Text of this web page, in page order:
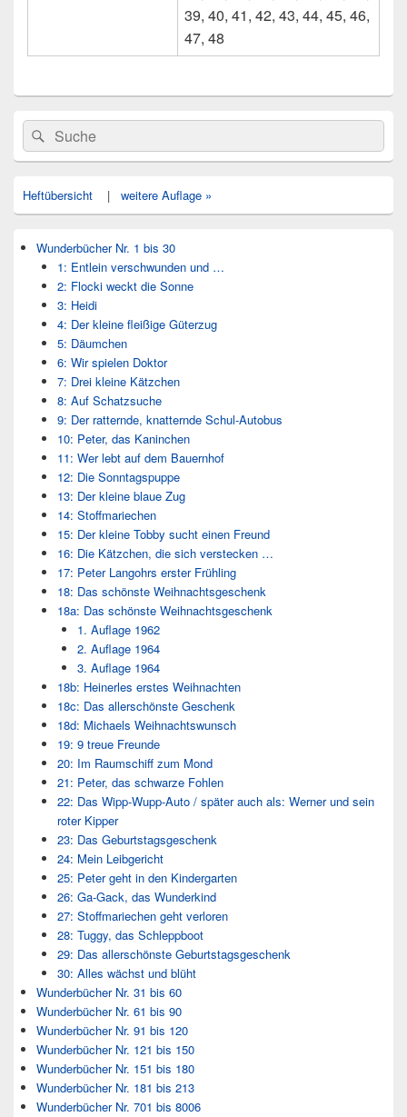
39, 40, 41, 42, 43, 44, 45, 46,
47, 48
Primärer
Seitenleisten
Widget-
Bereich
Search
for:
Suche
Heftübersicht | weitere Auflage »
Wunderbücher Nr. 1 bis 30
1: Entlein verschwunden und …
2: Flocki weckt die Sonne
3: Heidi
4: Der kleine fleißige Güterzug
5: Däumchen
6: Wir spielen Doktor
7: Drei kleine Kätzchen
8: Auf Schatzsuche
9: Der ratternde, knatternde Schul-Autobus
10: Peter, das Kaninchen
11: Wer lebt auf dem Bauernhof
12: Die Sonntagspuppe
13: Der kleine blaue Zug
14: Stoffmariechen
15: Der kleine Tobby sucht einen Freund
16: Die Kätzchen, die sich verstecken …
17: Peter Langohrs erster Frühling
18: Das schönste Weihnachtsgeschenk
18a: Das schönste Weihnachtsgeschenk
1. Auflage 1962
2. Auflage 1964
3. Auflage 1964
18b: Heinerles erstes Weihnachten
18c: Das allerschönste Geschenk
18d: Michaels Weihnachtswunsch
19: 9 treue Freunde
20: Im Raumschiff zum Mond
21: Peter, das schwarze Fohlen
22: Das Wipp-Wupp-Auto / später auch als: Werner und sein
roter Kipper
23: Das Geburtstagsgeschenk
24: Mein Leibgericht
25: Peter geht in den Kindergarten
26: Ga-Gack, das Wunderkind
27: Stoffmariechen geht verloren
28: Tuggy, das Schleppboot
29: Das allerschönste Geburtstagsgeschenk
30: Alles wächst und blüht
Wunderbücher Nr. 31 bis 60
Wunderbücher Nr. 61 bis 90
Wunderbücher Nr. 91 bis 120
Wunderbücher Nr. 121 bis 150
Wunderbücher Nr. 151 bis 180
Wunderbücher Nr. 181 bis 213
Wunderbücher Nr. 701 bis 8006